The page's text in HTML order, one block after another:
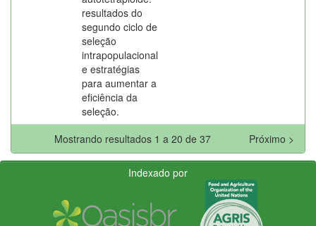
resultados do
segundo ciclo de
seleção
intrapopulacional
e estratégias
para aumentar a
eficiência da
seleção.
Mostrando resultados 1 a 20 de 37 Próximo >
Indexado por